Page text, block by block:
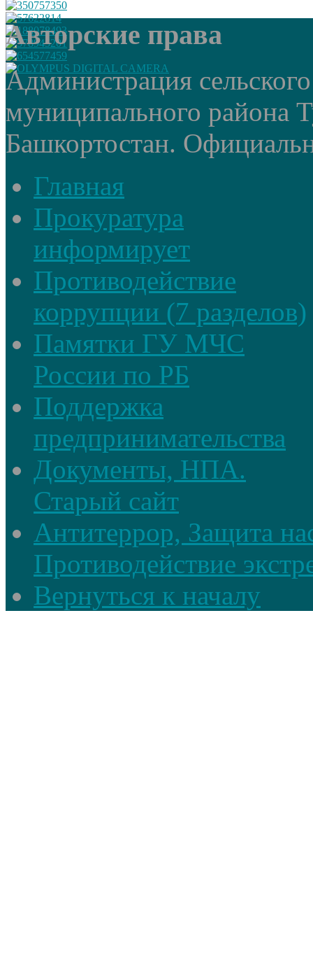
Авторские права
Администрация
муниципального района
Башкортостан.
Главная
Прокуратура
информирует
Противодействие
коррупции (7 разделов)
Памятки ГУ МЧС
России по РБ
Поддержка
предпринимательства
Документы, НПА.
Старый сайт
Антитеррор, Защита
Противодействие
Вернуться к началу